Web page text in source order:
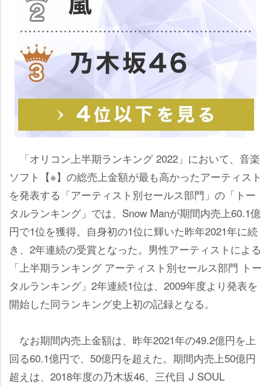
「オリコン上半期ランキング 2022」において、音楽
ソフト【※】の総売上金額が最も高かったアーティスト
を発表する「アーティスト別セールス部門」の「トー
タルランキング」では、Snow Manが期間内売上60.1億
円で1位を獲得。自身初の1位に輝いた昨年2021年に続
き、2年連続の受賞となった。男性アーティストによる
「上半期ランキング アーティスト別セールス部門 トー
タルランキング」2年連続1位は、2009年度より発表を
開始した同ランキング史上初の記録となる。
なお期間内売上金額は、昨年2021年の49.2億円を上
回る60.1億円で、50億円を超えた。期間内売上50億円
超えは、2018年度の乃木坂46、三代目 J SOUL